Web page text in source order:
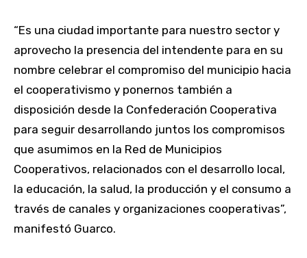
“Es una ciudad importante para nuestro sector y
aprovecho la presencia del intendente para en su
nombre celebrar el compromiso del municipio hacia
el cooperativismo y ponernos también a
disposición desde la Confederación Cooperativa
para seguir desarrollando juntos los compromisos
que asumimos en la Red de Municipios
Cooperativos, relacionados con el desarrollo local,
la educación, la salud, la producción y el consumo a
través de canales y organizaciones cooperativas”,
manifestó Guarco.